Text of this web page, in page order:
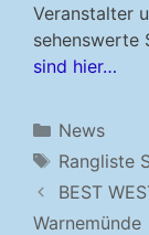
Veranstalter
sehenswerte
sind hier…
Kategorien
News
Rangliste
BEST
Warnemünde